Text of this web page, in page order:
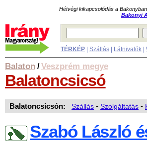
Hétvégi kikapcsolódás a
Bakonyi
TÉRKÉP Szállás Látnivalók
Balaton /Veszprém megye
Balatoncsicsó
Balatoncsicsón: Szállás - Szolgáltatás -
Szabó László